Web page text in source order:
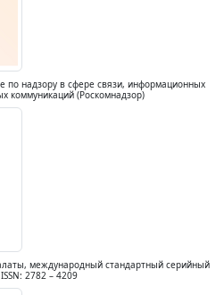
по надзору в сфере связи, информационных
коммуникаций (Роскомнадзор)
международный стандартный серийный
2782 – 4209